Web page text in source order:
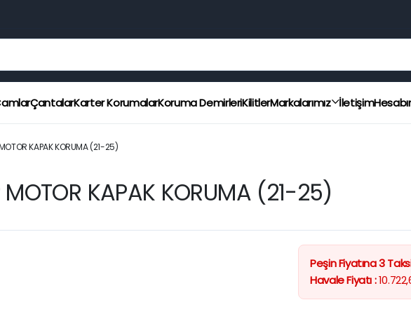
ÇantalarKarter KorumalarKoruma DemirleriKilitlerMarkalarımız İletişim
KAPAK KORUMA (21-25)
KAPAK KORUMA (21-25)
Peşin Fiyatına 3
Havale Fiyatı :